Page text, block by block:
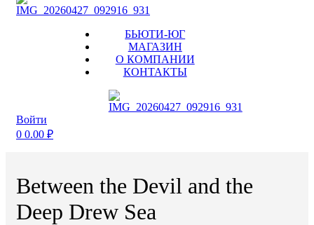
БЬЮТИ-ЮГ
МАГАЗИН
О КОМПАНИИ
КОНТАКТЫ
Войти
0 0.00 ₽
Between the Devil and the
Deep Drew Sea